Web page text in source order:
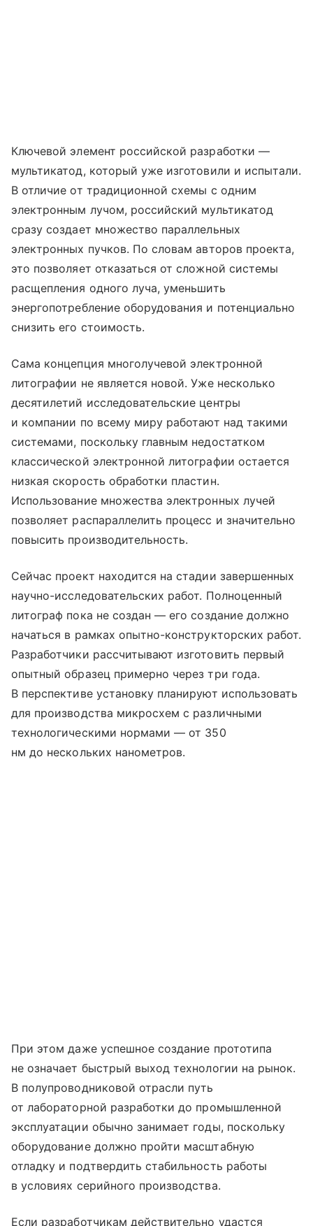
Ключевой элемент российской разработки —
мультикатод, который уже изготовили и испытали.
В отличие от традиционной схемы с одним
электронным лучом, российский мультикатод
сразу создает множество параллельных
электронных пучков. По словам авторов проекта,
это позволяет отказаться от сложной системы
расщепления одного луча, уменьшить
энергопотребление оборудования и потенциально
снизить его стоимость.
Сама концепция многолучевой электронной
литографии не является новой. Уже несколько
десятилетий исследовательские центры
и компании по всему миру работают над такими
системами, поскольку главным недостатком
классической электронной литографии остается
низкая скорость обработки пластин.
Использование множества электронных лучей
позволяет распараллелить процесс и значительно
повысить производительность.
Сейчас проект находится на стадии завершенных
научно-исследовательских работ. Полноценный
литограф пока не создан — его создание должно
начаться в рамках опытно-конструкторских работ.
Разработчики рассчитывают изготовить первый
опытный образец примерно через три года.
В перспективе установку планируют использовать
для производства микросхем с различными
технологическими нормами — от 350
нм до нескольких нанометров.
При этом даже успешное создание прототипа
не означает быстрый выход технологии на рынок.
В полупроводниковой отрасли путь
от лабораторной разработки до промышленной
эксплуатации обычно занимает годы, поскольку
оборудование должно пройти масштабную
отладку и подтвердить стабильность работы
в условиях серийного производства.
Если разработчикам действительно удастся